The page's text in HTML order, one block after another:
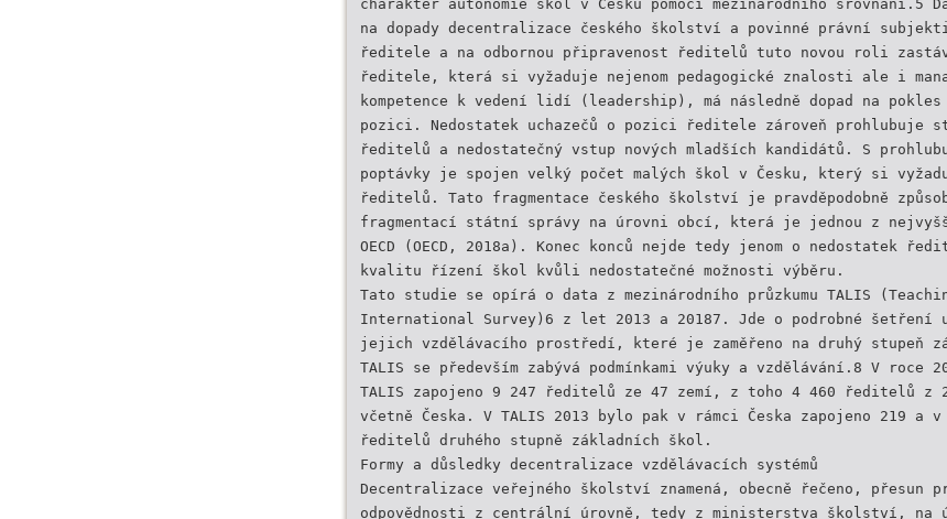
charakter autonomie škol v Česku pomocí mezinárodního srovnání.5
na dopady decentralizace českého školství a povinné právní
ředitele a na odbornou připravenost ředitelů tuto novou roli
ředitele, která si vyžaduje nejenom pedagogické znalosti ale i
kompetence k vedení lidí (leadership), má následně dopad na
pozici. Nedostatek uchazečů o pozici ředitele zároveň prohlubuje
ředitelů a nedostatečný vstup nových mladších kandidátů. S
poptávky je spojen velký počet malých škol v Česku, který si
ředitelů. Tato fragmentace českého školství je pravděpodobně
fragmentací státní správy na úrovni obcí, která je jednou z
OECD (OECD, 2018a). Konec konců nejde tedy jenom o nedostatek
kvalitu řízení škol kvůli nedostatečné možnosti výběru.
Tato studie se opírá o data z mezinárodního průzkumu TALIS
International Survey)6 z let 2013 a 20187. Jde o podrobné
jejich vzdělávacího prostředí, které je zaměřeno na druhý stupeň
TALIS se především zabývá podmínkami výuky a vzdělávání.8 V roce
TALIS zapojeno 9 247 ředitelů ze 47 zemí, z toho 4 460 ředitelů z
včetně Česka. V TALIS 2013 bylo pak v rámci Česka zapojeno 219 a v
ředitelů druhého stupně základních škol.
Formy a důsledky decentralizace vzdělávacích systémů
Decentralizace veřejného školství znamená, obecně řečeno, přesun
odpovědnosti z centrální úrovně, tedy z ministerstva školství, na